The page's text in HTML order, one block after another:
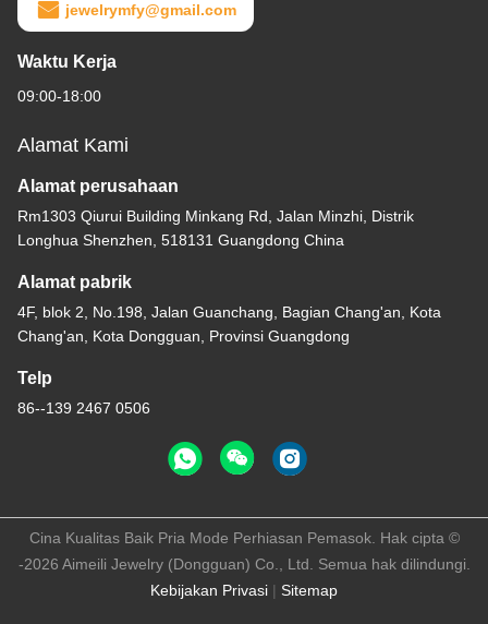
jewelrymfy@gmail.com
Waktu Kerja
09:00-18:00
Alamat Kami
Alamat perusahaan
Rm1303 Qiurui Building Minkang Rd, Jalan Minzhi, Distrik
Longhua Shenzhen, 518131 Guangdong China
Alamat pabrik
4F, blok 2, No.198, Jalan Guanchang, Bagian Chang'an, Kota
Chang'an, Kota Dongguan, Provinsi Guangdong
Telp
86--139 2467 0506
Kebijakan Privasi | Sitemap
Cina Kualitas Baik Pria Mode Perhiasan Pemasok. Hak cipta ©
-2026 Aimeili Jewelry (Dongguan) Co., Ltd. Semua hak dilindungi.